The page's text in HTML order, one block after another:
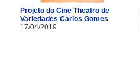
Projeto do Cine Theatro de
Variedades Carlos Gomes
17/04/2019